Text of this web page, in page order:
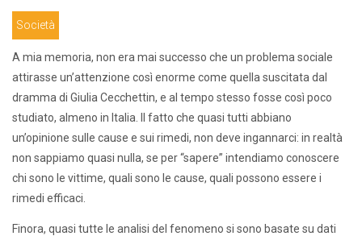
Società
A mia memoria, non era mai successo che un problema sociale
attirasse un’attenzione così enorme come quella suscitata dal
dramma di Giulia Cecchettin, e al tempo stesso fosse così poco
studiato, almeno in Italia. Il fatto che quasi tutti abbiano
un’opinione sulle cause e sui rimedi, non deve ingannarci: in realtà
non sappiamo quasi nulla, se per “sapere” intendiamo conoscere
chi sono le vittime, quali sono le cause, quali possono essere i
rimedi efficaci.
Finora, quasi tutte le analisi del fenomeno si sono basate su dati